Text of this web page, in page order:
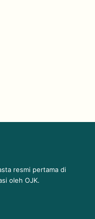
resmi pertama di
oleh OJK.